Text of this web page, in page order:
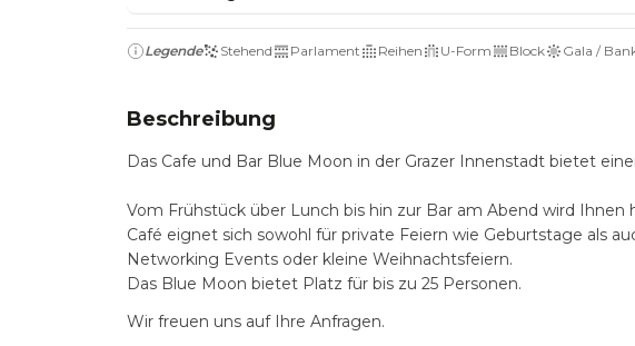
Legende Stehend Parlament Reihen U-Form Block Gala /
Beschreibung
Das Cafe und Bar Blue Moon in der Grazer Innenstadt bietet
Vom Frühstück über Lunch bis hin zur Bar am Abend wird
Café eignet sich sowohl für private Feiern wie Geburtstage als
Networking Events oder kleine Weihnachtsfeiern.
Das Blue Moon bietet Platz für bis zu 25 Personen.
Wir freuen uns auf Ihre Anfragen.